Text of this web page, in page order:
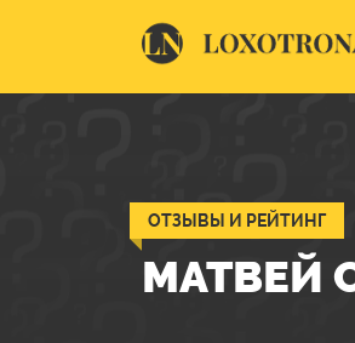
МАТВЕЙ
ОТЗЫВЫ И РЕЙТИНГ